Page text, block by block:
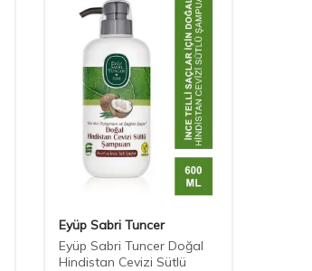
Eyüp Sabri Tuncer
Eyüp Sabri Tuncer Doğal
Hindistan Cevizi Sütlü